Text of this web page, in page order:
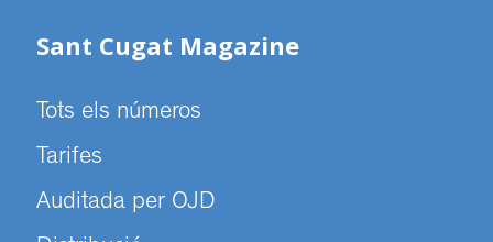
Sant Cugat Magazine
Tots els números
Tarifes
Auditada per OJD